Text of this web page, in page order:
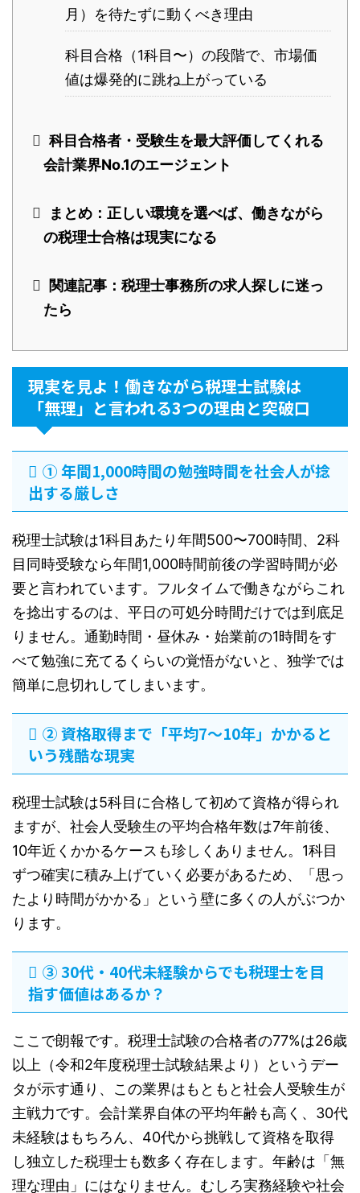
月）を待たずに動くべき理由
科目合格（1科目〜）の段階で、市場価
値は爆発的に跳ね上がっている
科目合格者・受験生を最大評価してくれる
会計業界No.1のエージェント
まとめ：正しい環境を選べば、働きながら
の税理士合格は現実になる
関連記事：税理士事務所の求人探しに迷っ
たら
現実を見よ！働きながら税理士試験は
「無理」と言われる3つの理由と突破口
① 年間1,000時間の勉強時間を社会人が捻
出する厳しさ
税理士試験は1科目あたり年間500〜700時間、2科
目同時受験なら年間1,000時間前後の学習時間が必
要と言われています。フルタイムで働きながらこれ
を捻出するのは、平日の可処分時間だけでは到底足
りません。通勤時間・昼休み・始業前の1時間をす
べて勉強に充てるくらいの覚悟がないと、独学では
簡単に息切れしてしまいます。
② 資格取得まで「平均7〜10年」かかると
いう残酷な現実
税理士試験は5科目に合格して初めて資格が得られ
ますが、社会人受験生の平均合格年数は7年前後、
10年近くかかるケースも珍しくありません。1科目
ずつ確実に積み上げていく必要があるため、「思っ
たより時間がかかる」という壁に多くの人がぶつか
ります。
③ 30代・40代未経験からでも税理士を目
指す価値はあるか？
ここで朗報です。税理士試験の合格者の77%は26歳
以上（令和2年度税理士試験結果より）というデー
タが示す通り、この業界はもともと社会人受験生が
主戦力です。会計業界自体の平均年齢も高く、30代
未経験はもちろん、40代から挑戦して資格を取得
し独立した税理士も数多く存在します。年齢は「無
理な理由」にはなりません。むしろ実務経験や社会